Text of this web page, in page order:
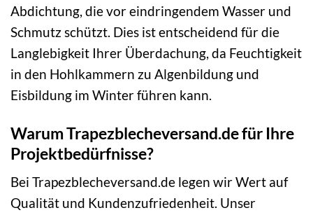
Abdichtung, die vor eindringendem Wasser und
Schmutz schützt. Dies ist entscheidend für die
Langlebigkeit Ihrer Überdachung, da Feuchtigkeit
in den Hohlkammern zu Algenbildung und
Eisbildung im Winter führen kann.
Warum Trapezblecheversand.de für Ihre
Projektbedürfnisse?
Bei Trapezblecheversand.de legen wir Wert auf
Qualität und Kundenzufriedenheit. Unser